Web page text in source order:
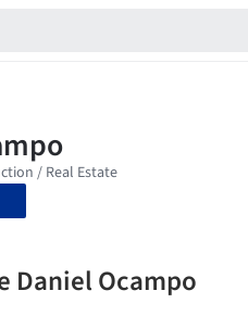
Daniel Ocampo